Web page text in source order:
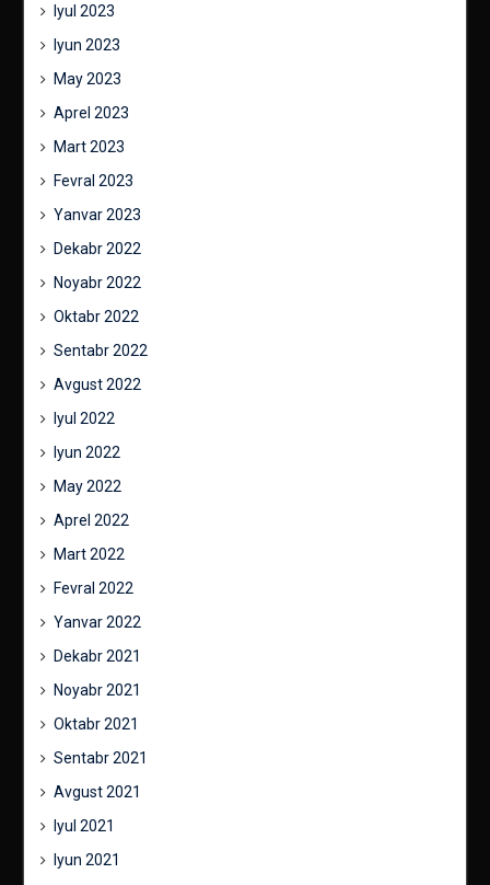
Iyul 2023
Iyun 2023
May 2023
Aprel 2023
Mart 2023
Fevral 2023
Yanvar 2023
Dekabr 2022
Noyabr 2022
Oktabr 2022
Sentabr 2022
Avgust 2022
Iyul 2022
Iyun 2022
May 2022
Aprel 2022
Mart 2022
Fevral 2022
Yanvar 2022
Dekabr 2021
Noyabr 2021
Oktabr 2021
Sentabr 2021
Avgust 2021
Iyul 2021
Iyun 2021